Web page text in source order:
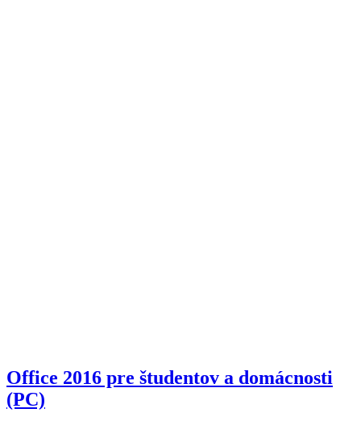
Office 2016 pre študentov a domácnosti
(PC)